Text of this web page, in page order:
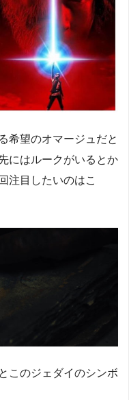
希望のオマージュだと
にはルークがいるとか
注目したいのはこ
このジェダイのシンボ